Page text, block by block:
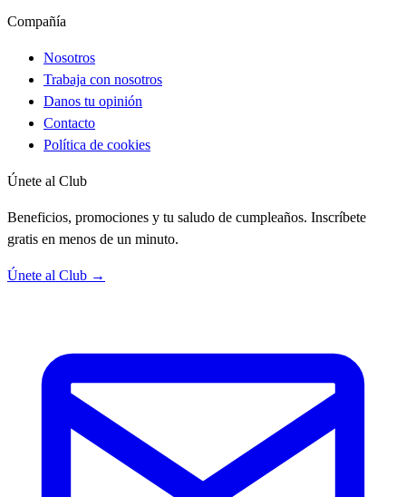
Compañía
Nosotros
Trabaja con nosotros
Danos tu opinión
Contacto
Política de cookies
Únete al Club
Beneficios, promociones y tu saludo de cumpleaños. Inscríbete
gratis en menos de un minuto.
Únete al Club →